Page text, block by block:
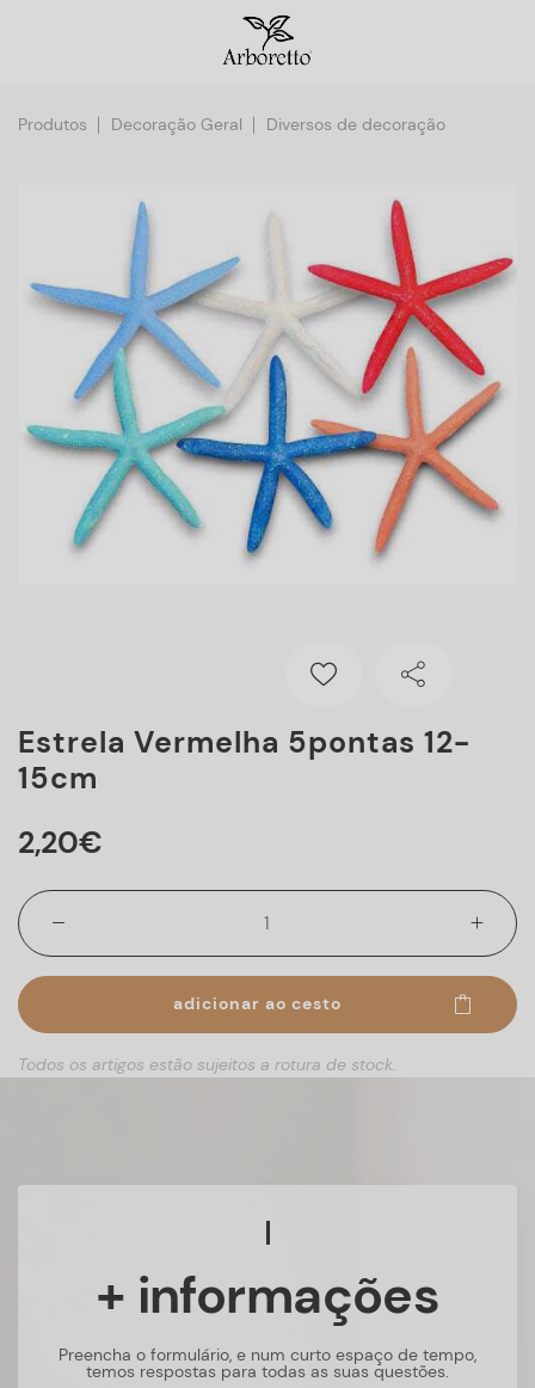
Produtos Decoração Geral Diversos de decoração
Estrela Vermelha 5pontas 12-
15cm
2,20€
adicionar ao cesto
Todos os artigos estão sujeitos a rotura de stock.
+ informações
Preencha o formulário, e num curto espaço de tempo,
temos respostas para todas as suas questões.